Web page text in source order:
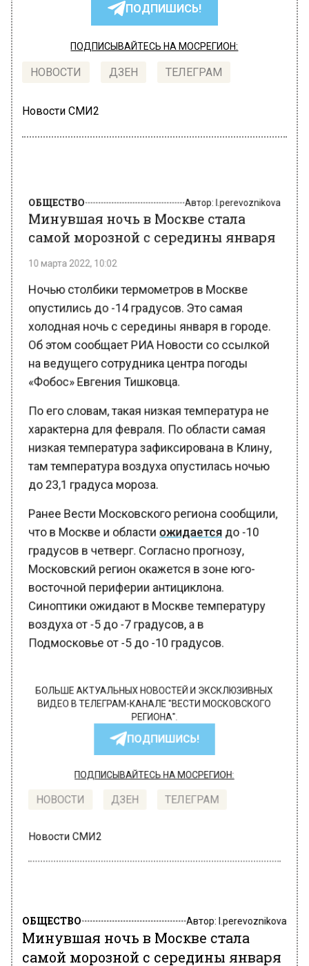
ПОДПИШИСЬ!
ПОДПИСЫВАЙТЕСЬ НА МОСРЕГИОН:
НОВОСТИ ДЗЕН ТЕЛЕГРАМ
Новости СМИ2
Минувшая ночь в Москве стала
самой морозной с середины января
10 марта 2022, 10:02
опустились до -14 градусов. Это самая
холодная ночь с середины января в городе.
Об этом сообщает РИА Новости со ссылкой
на ведущего сотрудника центра погоды
«Фобос» Евгения Тишковца.
По его словам, такая низкая температура не
характерна для февраля. По области самая
низкая температура зафиксирована в Клину,
там температура воздуха опустилась ночью
до 23,1 градуса мороза.
Ранее Вести Московского региона сообщили,
что в Москве и области ожидается до -10
градусов в четверг. Согласно прогнозу,
Московский регион окажется в зоне юго-
восточной периферии антициклона.
Синоптики ожидают в Москве температуру
воздуха от -5 до -7 градусов, а в
Подмосковье от -5 до -10 градусов.
БОЛЬШЕ АКТУАЛЬНЫХ НОВОСТЕЙ И ЭКСКЛЮЗИВНЫХ
ВИДЕО В ТЕЛЕГРАМ-КАНАЛЕ "ВЕСТИ МОСКОВСКОГО
РЕГИОНА".
ПОДПИШИСЬ!
ПОДПИСЫВАЙТЕСЬ НА МОСРЕГИОН:
ДЗЕН
ОБЩЕСТВО Автор: l.perevoznikova
Минувшая ночь в Москве стала
самой морозной с середины января